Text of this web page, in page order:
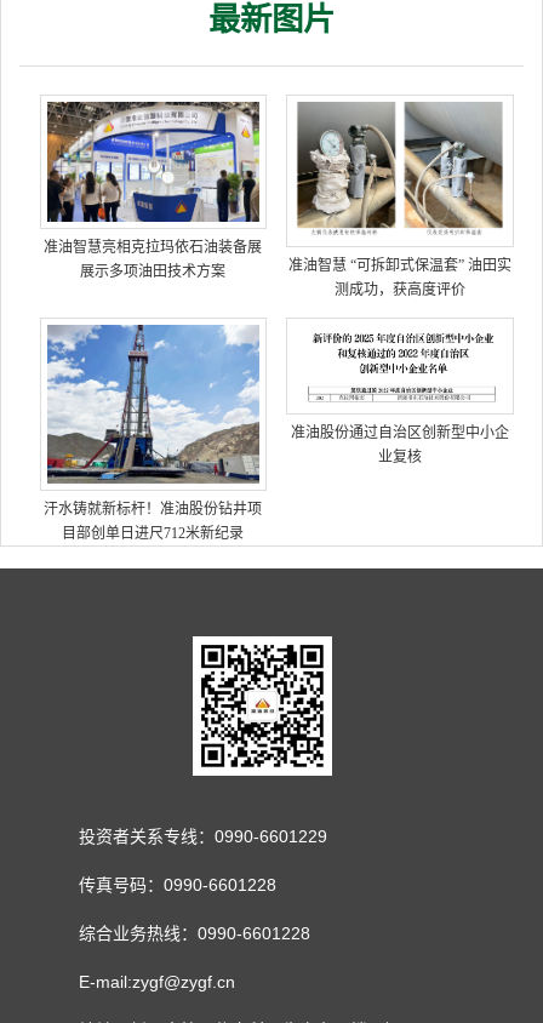
最新图片
准油智慧亮相克拉玛依石油装备展
展示多项油田技术方案
准油智慧 “可拆卸式保温套” 油田实
测成功，获高度评价
汗水铸就新标杆！准油股份钻井项
目部创单日进尺712米新纪录
准油股份通过自治区创新型中小企
业复核
投资者关系专线：0990-6601229
传真号码：0990-6601228
综合业务热线：0990-6601228
E-mail:zygf@zygf.cn